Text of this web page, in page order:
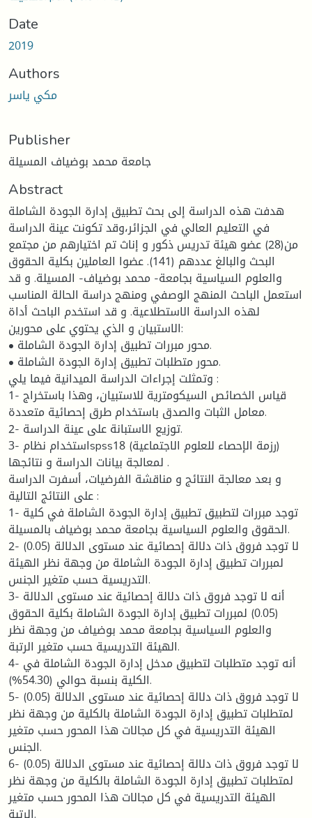
Date
2019
Authors
مكي ياسر
Publisher
جامعة محمد بوضياف المسيلة
Abstract
هدفت هذه الدراسة إلى بحث تطبيق إدارة الجودة الشاملة
في التعليم العالي في الجزائر،وقد تكونت عينة الدراسة
من(28) عضو هيئة تدريس ذكور و إناث تم اختيارهم من مجتمع
البحث والبالغ عددهم (141). عضوا العاملين بكلية الحقوق
والعلوم السياسية بجامعة- محمد بوضياف- المسيلة. و قد
استعمل الباحث المنهج الوصفي ومنهج دراسة الحالة المناسب
لهذه الدراسة الاستطلاعية. و قد استخدم الباحث أداة
الاستبيان و الذي يحتوي على محورين:
• محور مبررات تطبيق إدارة الجودة الشاملة.
• محور متطلبات تطبيق إدارة الجودة الشاملة.
وتمثلت إجراءات الدراسة الميدانية فيما يلي :
1- قياس الخصائص السيكومترية للاستبيان، وهذا باستخراج
معامل الثبات والصدق باستخدام طرق إحصائية متعددة.
2- توزيع الاستبانة على عينة الدراسة.
3- استخدام نظامspss18 (رزمة الإحصاء للعلوم الاجتماعية)
لمعالجة بيانات الدراسة و نتائجها .
و بعد معالجة النتائج و مناقشة الفرضيات، أسفرت الدراسة
على النتائج التالية :
1- توجد مبررات لتطبيق تطبيق إدارة الجودة الشاملة في كلية
الحقوق والعلوم السياسية بجامعة محمد بوضياف بالمسيلة.
2- لا توجد فروق ذات دلالة إحصائية عند مستوى الدلالة (0.05)
لمبررات تطبيق إدارة الجودة الشاملة من وجهة نظر الهيئة
التدريسية حسب متغير الجنس.
3- أنه لا توجد فروق ذات دلالة إحصائية عند مستوى الدلالة
(0.05) لمبررات تطبيق إدارة الجودة الشاملة بكلية الحقوق
والعلوم السياسية بجامعة محمد بوضياف من وجهة نظر
الهيئة التدريسية حسب متغير الرتبة.
4- أنه توجد متطلبات لتطبيق مدخل إدارة الجودة الشاملة في
الكلية بنسبة حوالي (54.30%).
5- لا توجد فروق ذات دلالة إحصائية عند مستوى الدلالة (0.05)
لمتطلبات تطبيق إدارة الجودة الشاملة بالكلية من وجهة نظر
الهيئة التدريسية في كل مجالات هذا المحور حسب متغير
الجنس.
6- لا توجد فروق ذات دلالة إحصائية عند مستوى الدلالة (0.05)
لمتطلبات تطبيق إدارة الجودة الشاملة بالكلية من وجهة نظر
الهيئة التدريسية في كل مجالات هذا المحور حسب متغير